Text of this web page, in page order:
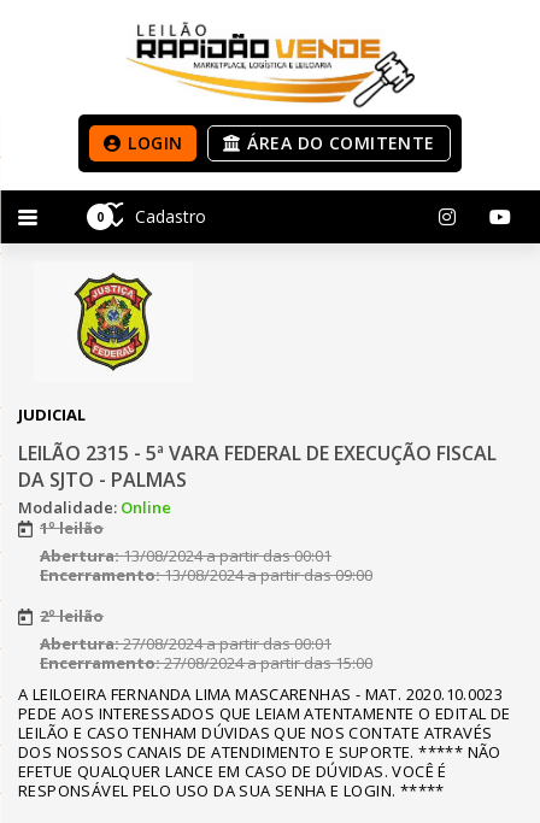
0 Cadastro
LOGIN ÁREA DO COMITENTE
JUDICIAL
LEILÃO 2315 - 5ª VARA FEDERAL DE EXECUÇÃO FISCAL
DA SJTO - PALMAS
Modalidade: Online
1º leilão
Abertura:13/08/2024 a partir das 00:01
Encerramento:13/08/2024 a partir das 09:00
2º leilão
Abertura:27/08/2024 a partir das 00:01
Encerramento:27/08/2024 a partir das 15:00
A LEILOEIRA FERNANDA LIMA MASCARENHAS - MAT. 2020.10.0023
PEDE AOS INTERESSADOS QUE LEIAM ATENTAMENTE O EDITAL DE
LEILÃO E CASO TENHAM DÚVIDAS QUE NOS CONTATE ATRAVÉS
DOS NOSSOS CANAIS DE ATENDIMENTO E SUPORTE. ***** NÃO
EFETUE QUALQUER LANCE EM CASO DE DÚVIDAS. VOCÊ É
RESPONSÁVEL PELO USO DA SUA SENHA E LOGIN. *****